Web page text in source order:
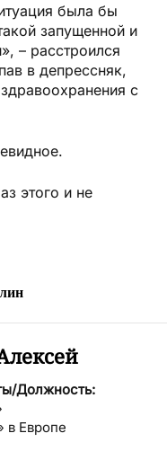
была бы
запущенной и
– расстроился
в депрессняк,
с
этого и не
Должность:
в Европе